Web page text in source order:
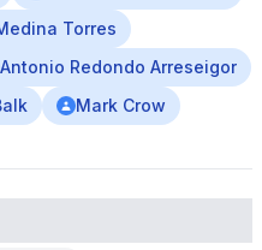
Torres
Antonio Redondo Arreseigor
Mark Crow